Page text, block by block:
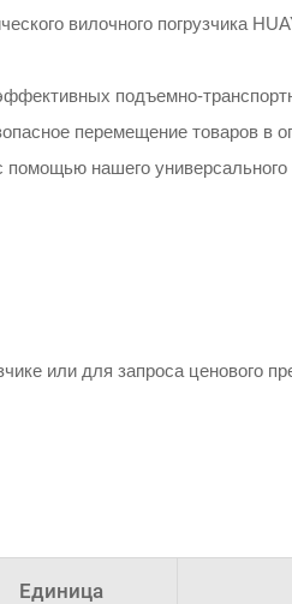
вилочного погрузчика
подъемно-
перемещение товаров в
нашего универсального
или для запроса ценового
Единица